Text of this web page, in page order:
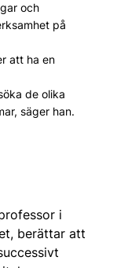
och
på
att ha en
de olika
säger han.
i
berättar att